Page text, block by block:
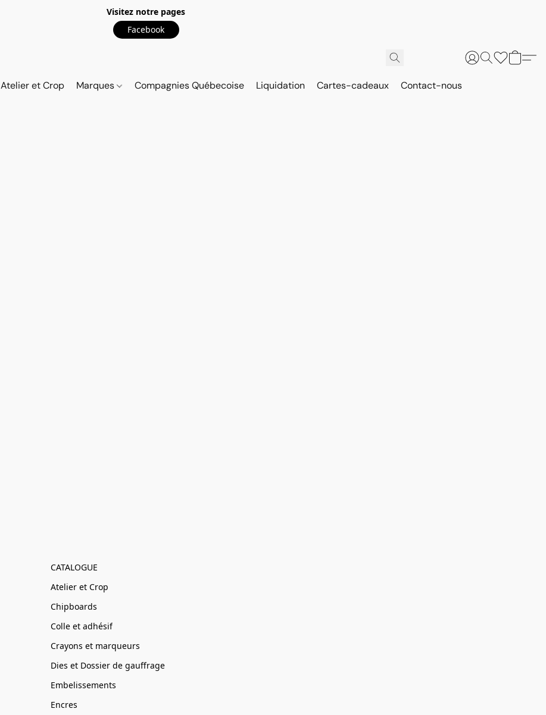
Visitez notre pages
Facebook
Atelier et Crop Marques Compagnies Québecoise Liquidation Cartes-cadeaux Contact-nous
CATALOGUE
Atelier et Crop
Chipboards
Colle et adhésif
Crayons et marqueurs
Dies et Dossier de gauffrage
Embelissements
Encres